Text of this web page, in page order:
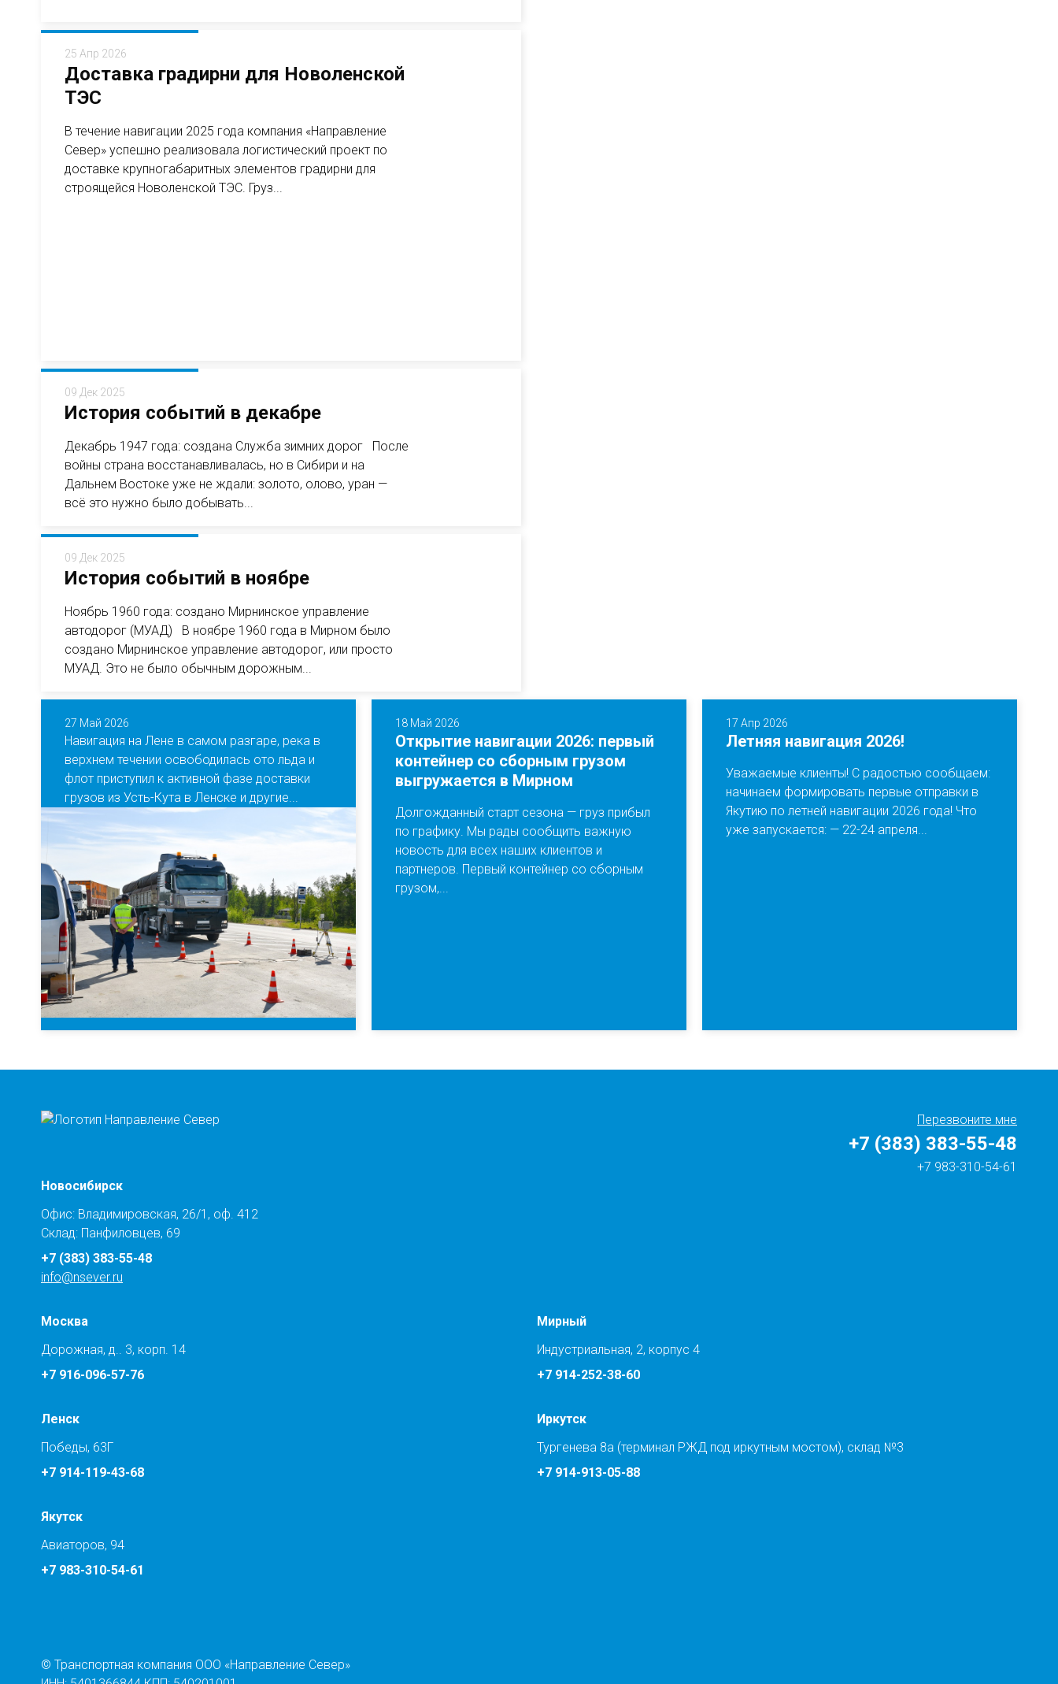
25 Апр 2026
Доставка градирни для Новоленской
ТЭС
В течение навигации 2025 года компания «Направление
Север» успешно реализовала логистический проект по
доставке крупногабаритных элементов градирни для
строящейся Новоленской ТЭС. Груз...
09 Дек 2025
История событий в декабре
Декабрь 1947 года: создана Служба зимних дорог После
войны страна восстанавливалась, но в Сибири и на
Дальнем Востоке уже не ждали: золото, олово, уран —
всё это нужно было добывать...
09 Дек 2025
История событий в ноябре
Ноябрь 1960 года: создано Мирнинское управление
автодорог (МУАД) В ноябре 1960 года в Мирном было
создано Мирнинское управление автодорог, или просто
МУАД. Это не было обычным дорожным...
27 Май 2026
Навигация на Лене в самом разгаре, река в
верхнем течении освободилась ото льда и
флот приступил к активной фазе доставки
грузов из Усть-Кута в Ленске и другие...
18 Май 2026
Открытие навигации 2026: первый
контейнер со сборным грузом
выгружается в Мирном
Долгожданный старт сезона — груз прибыл
по графику. Мы рады сообщить важную
новость для всех наших клиентов и
партнеров. Первый контейнер со сборным
грузом,...
17 Апр 2026
Летняя навигация 2026!
Уважаемые клиенты! С радостью сообщаем:
начинаем формировать первые отправки в
Якутию по летней навигации 2026 года! Что
уже запускается: — 22-24 апреля...
Перезвоните мне
+7 (383) 383-55-48
+7 983-310-54-61
Новосибирск
Офис: Владимировская, 26/1, оф. 412
Склад: Панфиловцев, 69
+7 (383) 383-55-48
info@nsever.ru
Москва
Дорожная, д.. 3, корп. 14
+7 916-096-57-76
Мирный
Индустриальная, 2, корпус 4
+7 914-252-38-60
Ленск
Победы, 63Г
+7 914-119-43-68
Иркутск
Тургенева 8а (терминал РЖД под иркутным мостом), склад №3
+7 914-913-05-88
Якутск
Авиаторов, 94
+7 983-310-54-61
© Транспортная компания ООО «Направление Север»